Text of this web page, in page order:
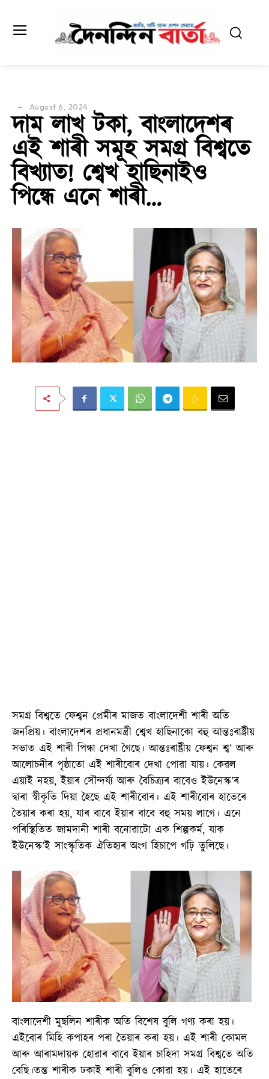
August 6, 2024
দাম লাখ টকা, বাংলাদেশৰ
এই শাৰী সমূহ সমগ্ৰ বিশ্বতে
বিখ্যাত! শ্বেখ হাছিনাইও
পিন্ধে এনে শাৰী…
সমগ্ৰ বিশ্বতে ফেশ্বন প্ৰেমীৰ মাজত বাংলাদেশী শাৰী অতি
জনপ্ৰিয়। বাংলাদেশৰ প্ৰধানমন্ত্ৰী শ্বেখ হাছিনাকো বহু আন্তঃৰাষ্ট্ৰীয়
সভাত এই শাৰী পিন্ধা দেখা গৈছে। আন্তঃৰাষ্ট্ৰীয় ফেশ্বন শ্ব’ আৰু
আলোচনীৰ পৃষ্ঠাতো এই শাৰীবোৰ দেখা পোৱা যায়। কেৱল
এয়াই নহয়, ইয়াৰ সৌন্দৰ্য্য আৰু বৈচিত্ৰ্যৰ বাবেও ইউনেস্ক’ৰ
দ্বাৰা স্বীকৃতি দিয়া হৈছে এই শাৰীবোৰ। এই শাৰীবোৰ হাতেৰে
তৈয়াৰ কৰা হয়, যাৰ বাবে ইয়াৰ বাবে বহু সময় লাগে। এনে
পৰিস্থিতিত জামদানী শাৰী বনোৱাটো এক শিল্পকৰ্ম, যাক
ইউনেস্ক’ই সাংস্কৃতিক ঐতিহ্যৰ অংগ হিচাপে গঢ়ি তুলিছে।
বাংলাদেশী মুছলিন শাৰীক অতি বিশেষ বুলি গণ্য কৰা হয়।
এইবোৰ মিহি কপাহৰ পৰা তৈয়াৰ কৰা হয়। এই শাৰী কোমল
আৰু আৰামদায়ক হোৱাৰ বাবে ইয়াৰ চাহিদা সমগ্ৰ বিশ্বতে অতি
বেছি।তন্ত শাৰীক ঢকাই শাৰী বুলিও কোৱা হয়। এই হাতেৰে